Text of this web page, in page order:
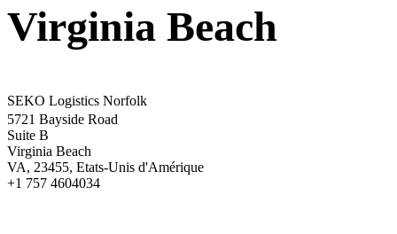
Virginia Beach
SEKO Logistics Norfolk
5721 Bayside Road
Suite B
Virginia Beach
VA, 23455, Etats-Unis d'Amérique
+1 757 4604034